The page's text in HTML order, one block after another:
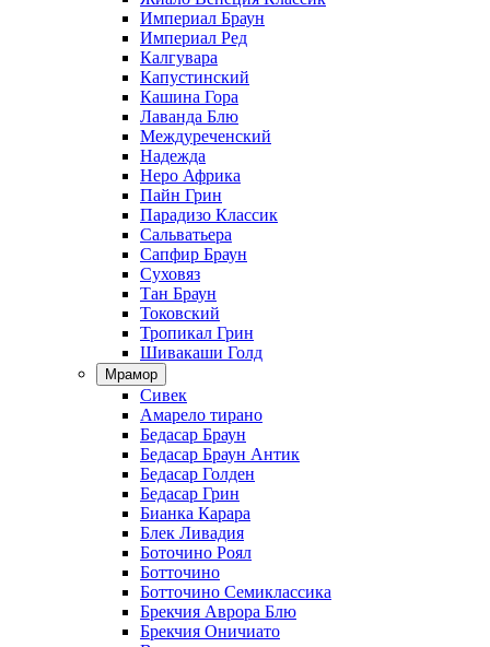
Империал Браун
Империал Ред
Калгувара
Капустинский
Кашина Гора
Лаванда Блю
Междуреченский
Надежда
Неро Африка
Пайн Грин
Парадизо Классик
Сальватьера
Сапфир Браун
Суховяз
Тан Браун
Токовский
Тропикал Грин
Шивакаши Голд
Мрамор
Сивек
Амарело тирано
Бедасар Браун
Бедасар Браун Антик
Бедасар Голден
Бедасар Грин
Бианка Карара
Блек Ливадия
Боточино Роял
Ботточино
Ботточино Семиклассика
Брекчия Аврора Блю
Брекчия Оничиато